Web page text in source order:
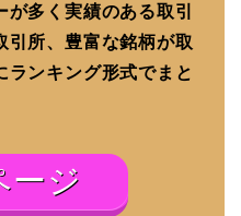
多く実績のある取引
引所、豊富な銘柄が取
ランキング形式でまと
ージ